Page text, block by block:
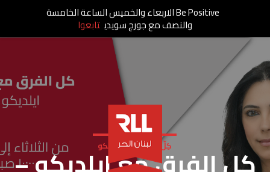
كِلّ الفَرِق مَع إيلديكو
Be Positive الاربعاء والخميس الساعة الخامسة
والنصف مع جورج سويدي تابعوا